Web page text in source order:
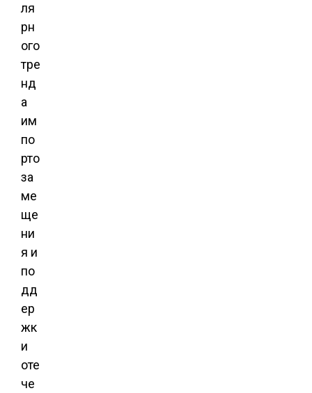
ля
рн
ого
тре
нд
а
им
по
рто
за
ме
ще
ни
я и
по
дд
ер
жк
и
оте
че